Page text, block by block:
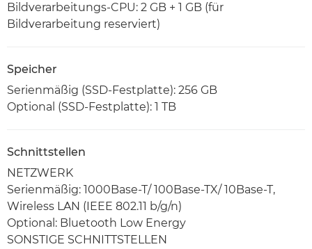
Bildverarbeitungs-CPU: 2 GB + 1 GB (für
Bildverarbeitung reserviert)
Speicher
Serienmäßig (SSD-Festplatte): 256 GB
Optional (SSD-Festplatte): 1 TB
Schnittstellen
NETZWERK
Serienmäßig: 1000Base-T/ 100Base-TX/ 10Base-T,
Wireless LAN (IEEE 802.11 b/g/n)
Optional: Bluetooth Low Energy
SONSTIGE SCHNITTSTELLEN